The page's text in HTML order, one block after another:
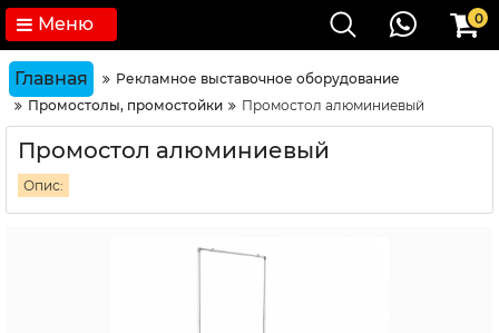
Меню 0
Главная
Рекламное выставочное оборудование
Промостолы, промостойки
Промостол алюминиевый
Промостол алюминиевый
Опис: